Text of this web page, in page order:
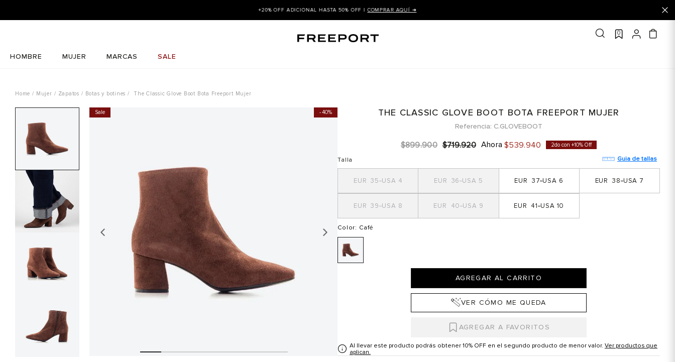
+20% OFF ADICIONAL HASTA 50% OFF |COMPRAR AQUÍ ➜
0
HOMBRE MUJER MARCAS SALE
Mujer Zapatos Botas y botines The Classic Glove Boot Bota Freeport Mujer
40%
Sale THE CLASSIC GLOVE BOOT BOTA FREEPORT MUJER
Referencia C.GLOVEBOOT
$899.900 $719.920 Ahora $539.940 2do con +10% Off
Talla Guia de tallas
4
35 5
36 6
37 7
38
8
39 9
40 10
41
Color: Café
AGREGAR AL CARRITO
VER CÓMO ME QUEDA
Al llevar este producto podrás obtener 10% OFF en el segundo producto de menor valor. Ver productos que
aplican.